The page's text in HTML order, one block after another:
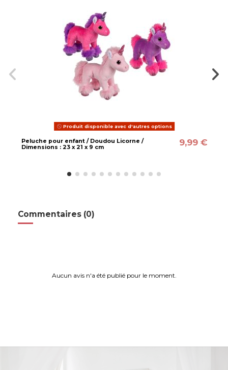
Produit disponible avec d'autres options
Peluche pour enfant / Doudou Licorne /
Dimensions : 23 x 21 x 9 cm
9,99 €
Commentaires (0)
Aucun avis n'a été publié pour le moment.